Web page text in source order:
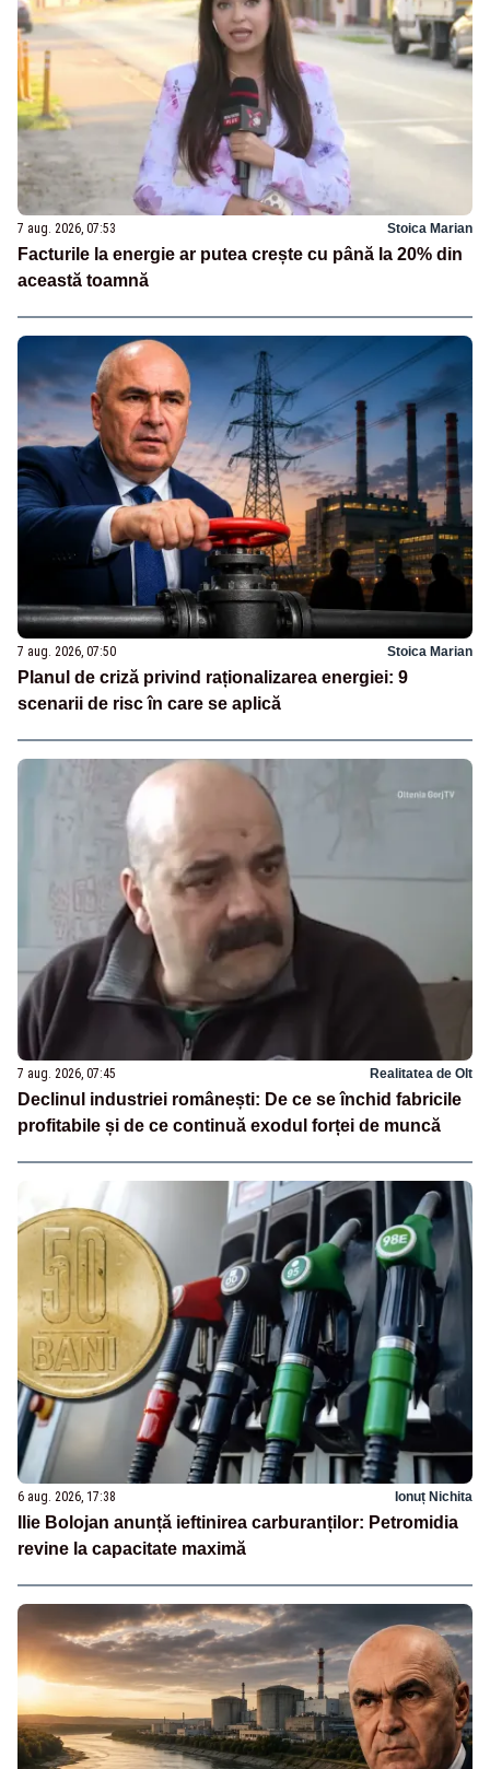
7 aug. 2026, 07:53 Stoica Marian
Facturile la energie ar putea crește cu până la 20% din
această toamnă
7 aug. 2026, 07:50 Stoica Marian
Planul de criză privind raționalizarea energiei: 9
scenarii de risc în care se aplică
7 aug. 2026, 07:45 Realitatea de Olt
Declinul industriei românești: De ce se închid fabricile
profitabile și de ce continuă exodul forței de muncă
6 aug. 2026, 17:38 Ionuț Nichita
Ilie Bolojan anunță ieftinirea carburanților: Petromidia
revine la capacitate maximă